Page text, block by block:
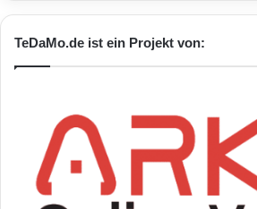
TeDaMo.de ist ein Projekt von: